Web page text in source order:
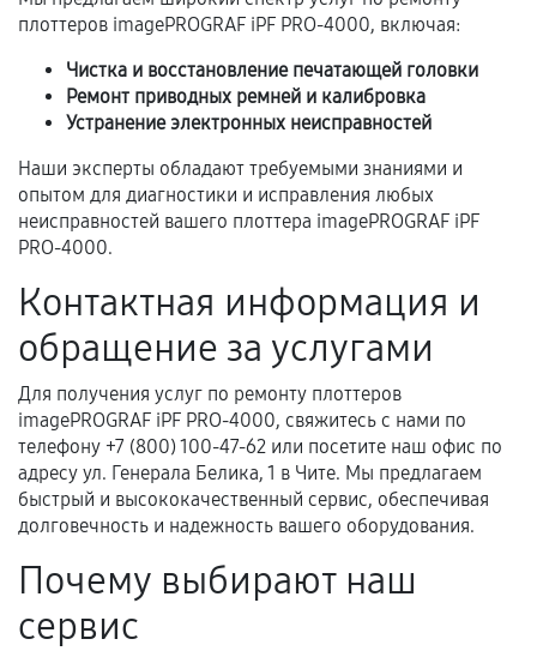
Самостоятельный ремонт или вмешательство
третьих лиц.
Естественный износ деталей, если иное не
предусмотрено отдельно.
срока.
Программные сбои, если это не указано в
отдельных условиях.
Если комплектующие куплены
самостоятельно
Гарантия на выполненные работы может
сохраняться полностью или частично, если
соблюдены следующие условия:
Предоставленные детали подходят по
техническим параметрам и не имеют внешних
Установка была выполнена нашим сервисным
центром.
плоттеров imagePROGRAF iPF PRO-4000, включая:
Чистка и восстановление печатающей головки
Ремонт приводных ремней и калибровка
Устранение электронных неисправностей
Наши эксперты обладают требуемыми знаниями и
опытом для диагностики и исправления любых
неисправностей вашего плоттера imagePROGRAF iPF
PRO-4000.
Контактная информация и
обращение за услугами
Для получения услуг по ремонту плоттеров
imagePROGRAF iPF PRO-4000, свяжитесь с нами по
телефону +7 (800) 100-47-62 или посетите наш офис по
адресу ул. Генерала Белика, 1 в Чите. Мы предлагаем
быстрый и высококачественный сервис, обеспечивая
долговечность и надежность вашего оборудования.
Почему выбирают наш
сервис